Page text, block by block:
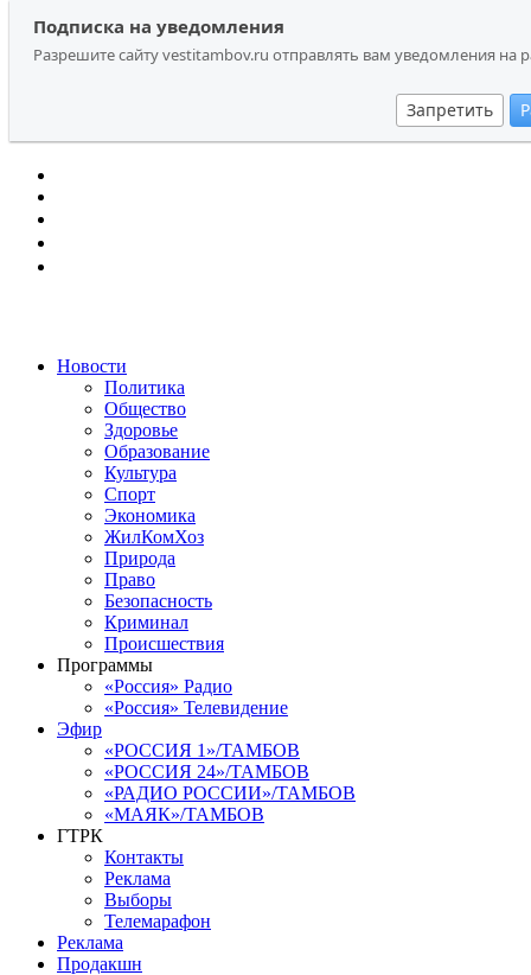
Подписка на уведомления
Разрешите сайту vestitambov.ru отправлять вам уведомления на
Запретить
Подписка на уведомления
Разрешите сайту vestitambov.ru отправлять вам уведомления на
Запретить
Перейти
содержанию
Search
Новости
Политика
Общество
Здоровье
Образование
Культура
Спорт
Экономика
ЖилКомХоз
Природа
Право
Безопасность
Криминал
Происшествия
Программы
«Россия» Радио
«Россия» Телевидение
Эфир
«РОССИЯ 1»/ТАМБОВ
«РОССИЯ 24»/ТАМБОВ
«РАДИО РОССИИ»/ТАМБОВ
«МАЯК»/ТАМБОВ
ГТРК
Контакты
Реклама
Выборы
Телемарафон
Реклама
Продакшн